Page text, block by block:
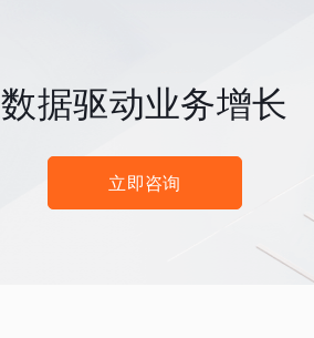
数据驱动业务增长
立即咨询